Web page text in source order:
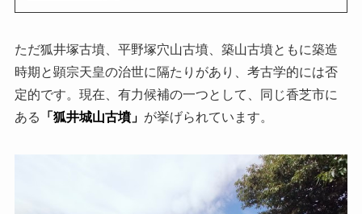
ただ狐井塚古墳、平野塚穴山古墳、築山古墳ともに築造
時期と顕宗天皇の治世に隔たりがあり、考古学的には否
定的です。現在、有力候補の一つとして、同じ香芝市に
ある
「狐井城山古墳」 が挙げられています。